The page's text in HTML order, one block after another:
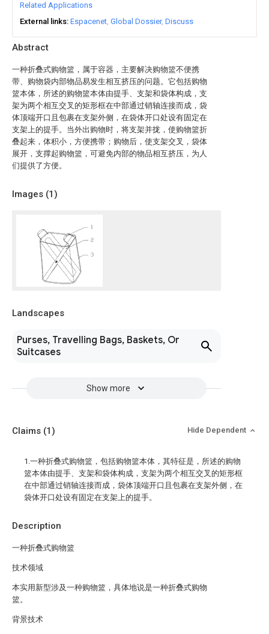
Abstract
一种折叠式购物篮，属于容器，主要解决购物篮不便携
带、购物袋内部物品易发生相互挤压的问题。它包括购物
篮本体，所述的购物篮本体由提手、支架和袋体构成，支
架为两个相互交叉的矩形框在中部通过销轴连接而成，袋
体顶端开口且包裹在支架外侧，在袋体开口处设有固定在
支架上的提手。当外出购物时，将支架并拢，使购物篮折
叠起来，体积小，方便携带；购物后，使支架交叉，袋体
展开，支撑起购物篮，可避免内部的物品相互挤压，为人
们提供了方便。
Images (1)
Landscapes
Purses, Travelling Bags, Baskets, Or
Suitcases
Show more
Related Applications
External links Espacenet Global Dossier Discuss
Description
一种折叠式购物篮
技术领域
本实用新型涉及一种购物篮，具体地说是一种折叠式购物
篮。
背景技术
Claims (1) Hide Dependent
1.一种折叠式购物篮，包括购物篮本体，其特征是，所述的购物
篮本体由提手、支架和袋体构成，支架为两个相互交叉的矩形框
在中部通过销轴连接而成，袋体顶端开口且包裹在支架外侧，在
袋体开口处设有固定在支架上的提手。